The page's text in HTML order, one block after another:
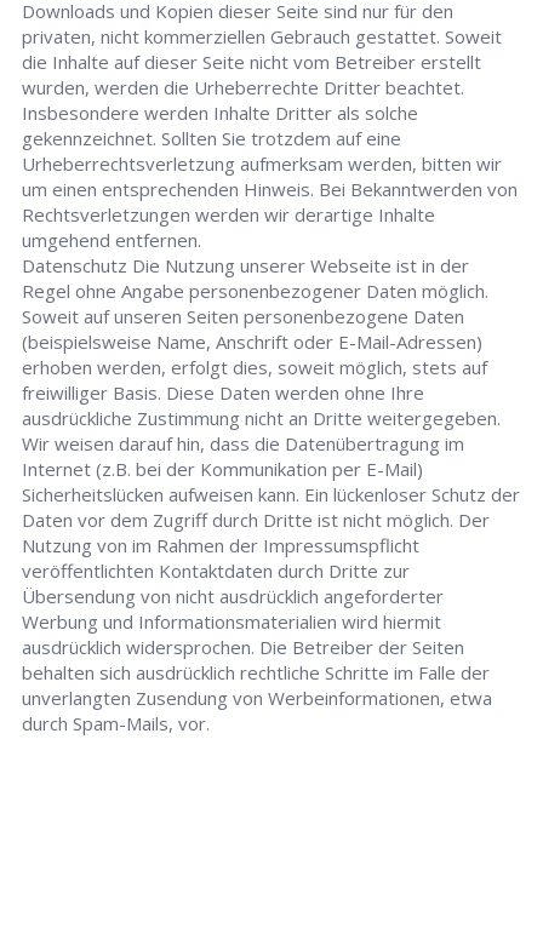
Downloads und Kopien dieser Seite sind nur für den
privaten, nicht kommerziellen Gebrauch gestattet. Soweit
die Inhalte auf dieser Seite nicht vom Betreiber erstellt
wurden, werden die Urheberrechte Dritter beachtet.
Insbesondere werden Inhalte Dritter als solche
gekennzeichnet. Sollten Sie trotzdem auf eine
Urheberrechtsverletzung aufmerksam werden, bitten wir
um einen entsprechenden Hinweis. Bei Bekanntwerden von
Rechtsverletzungen werden wir derartige Inhalte
umgehend entfernen.
Datenschutz Die Nutzung unserer Webseite ist in der
Regel ohne Angabe personenbezogener Daten möglich.
Soweit auf unseren Seiten personenbezogene Daten
(beispielsweise Name, Anschrift oder E-Mail-Adressen)
erhoben werden, erfolgt dies, soweit möglich, stets auf
freiwilliger Basis. Diese Daten werden ohne Ihre
ausdrückliche Zustimmung nicht an Dritte weitergegeben.
Wir weisen darauf hin, dass die Datenübertragung im
Internet (z.B. bei der Kommunikation per E-Mail)
Sicherheitslücken aufweisen kann. Ein lückenloser Schutz der
Daten vor dem Zugriff durch Dritte ist nicht möglich. Der
Nutzung von im Rahmen der Impressumspflicht
veröffentlichten Kontaktdaten durch Dritte zur
Übersendung von nicht ausdrücklich angeforderter
Werbung und Informationsmaterialien wird hiermit
ausdrücklich widersprochen. Die Betreiber der Seiten
behalten sich ausdrücklich rechtliche Schritte im Falle der
unverlangten Zusendung von Werbeinformationen, etwa
durch Spam-Mails, vor.